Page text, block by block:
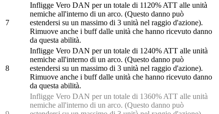
7
Infligge Vero DAN per un totale di 1120% ATT alle unità
nemiche all'interno di un arco. (Questo danno può
estendersi su un massimo di 3 unità nel raggio d'azione).
Rimuove anche i buff dalle unità che hanno ricevuto danno
da questa abilità.
8
Infligge Vero DAN per un totale di 1240% ATT alle unità
nemiche all'interno di un arco. (Questo danno può
estendersi su un massimo di 3 unità nel raggio d'azione).
Rimuove anche i buff dalle unità che hanno ricevuto danno
da questa abilità.
Infligge Vero DAN per un totale di 1360% ATT alle unità
nemiche all'interno di un arco. (Questo danno può